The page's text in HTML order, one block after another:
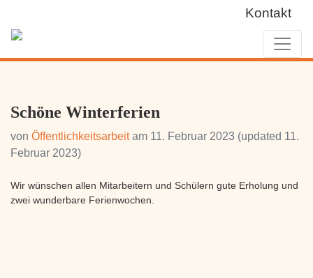
Kontakt
Schöne Winterferien
von Öffentlichkeitsarbeitam 11. Februar 2023 (updated 11.
Februar 2023)
Wir wünschen allen Mitarbeitern und Schülern gute Erholung und
zwei wunderbare Ferienwochen.